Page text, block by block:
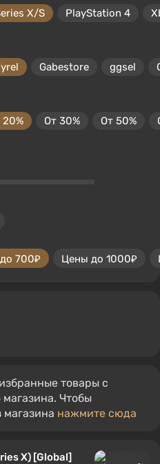
X/S PlayStation 4
Gabestore ggsel
20% От 30% От 50%
700₽ Цены до 1000₽
товары с
Чтобы
магазина нажмите сюда
X) [Global]